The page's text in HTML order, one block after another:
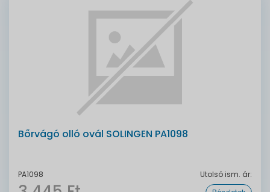
Bőrvágó olló ovál SOLINGEN PA1098
PA1098 Utolsó ism. ár: